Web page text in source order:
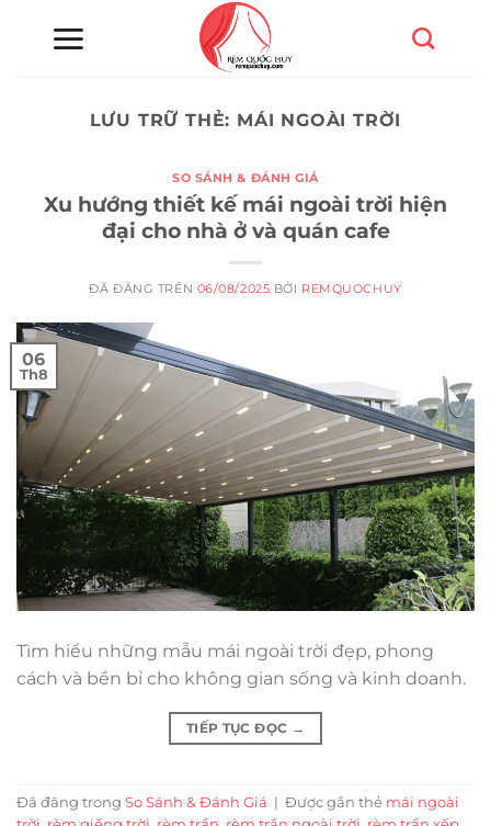
LƯU TRỮ THẺ: MÁI NGOÀI TRỜI
SO SÁNH & ĐÁNH GIÁ
Xu hướng thiết kế mái ngoài trời hiện
đại cho nhà ở và quán cafe
ĐÃ ĐĂNG TRÊN 06/08/2025 BỞI REMQUOCHUY
06
Th8
Tìm hiểu những mẫu mái ngoài trời đẹp, phong
cách và bền bỉ cho không gian sống và kinh doanh.
TIẾP TỤC ĐỌC →
Đã đăng trong So Sánh & Đánh Giá | Được gắn thẻ mái ngoài